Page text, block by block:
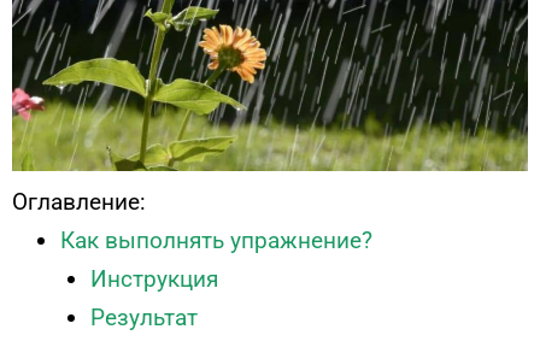
Оглавление:
Как выполнять упражнение?
Инструкция
Результат